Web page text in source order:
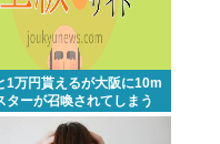
郎が増えたけどどっ
1万円貰えるが大阪に10m
ターが召喚されてしまう